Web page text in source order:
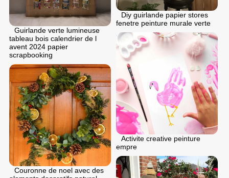
Diy guirlande papier stores
fenetre peinture murale verte
Guirlande verte lumineuse
tableau bois calendrier de l
avent 2024 papier
scrapbooking
Activite creative peinture
empre
Couronne de noel avec des